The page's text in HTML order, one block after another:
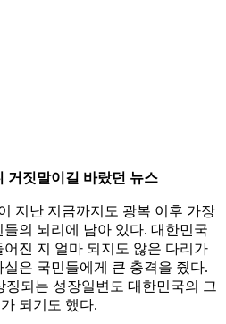
거짓말이길 바랐던 뉴스
지난 지금까지도 광복 이후 가장
의 뇌리에 남아 있다. 대한민국
진 지 얼마 되지도 않은 다리가
은 국민들에게 큰 충격을 줬다.
징되는 성장일변도 대한민국의 그
되기도 했다.